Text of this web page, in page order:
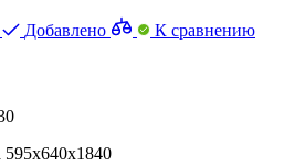
Добавлено К сравнению
595x640x1840